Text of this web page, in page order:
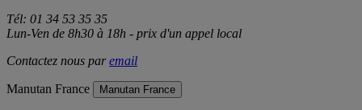
Tél: 01 34 53 35 35
Lun-Ven de 8h30 à 18h - prix d'un appel local
Contactez nous paremail
Manutan France Manutan France